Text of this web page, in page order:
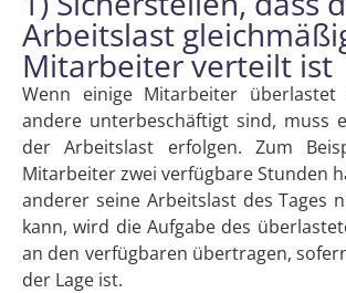
Arbeitslast
Mitarbeiter verteilt ist
Wenn einige Mitarbeiter überlastet
andere unterbeschäftigt sind, muss
der Arbeitslast erfolgen. Zum
Mitarbeiter zwei verfügbare Stunden
anderer seine Arbeitslast des Tages
kann, wird die Aufgabe des
an den verfügbaren übertragen,
der Lage ist.